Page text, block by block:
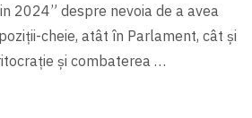
2024” despre nevoia de a avea
cheie, atât în Parlament, cât și
și combaterea …